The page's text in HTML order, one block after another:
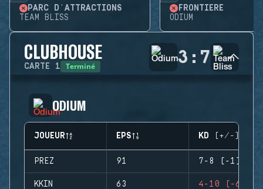
PARC D'ATTRACTIONS
TEAM BLISS
FRONTIÈRE
ODIUM
CLUBHOUSE
CARTE 1 Terminé 3 : 7
ODIUM
JOUEUR EPS KD (+/-)
PREZ 91 7-8 (-1)
KKIN 63 4-10 (-6)